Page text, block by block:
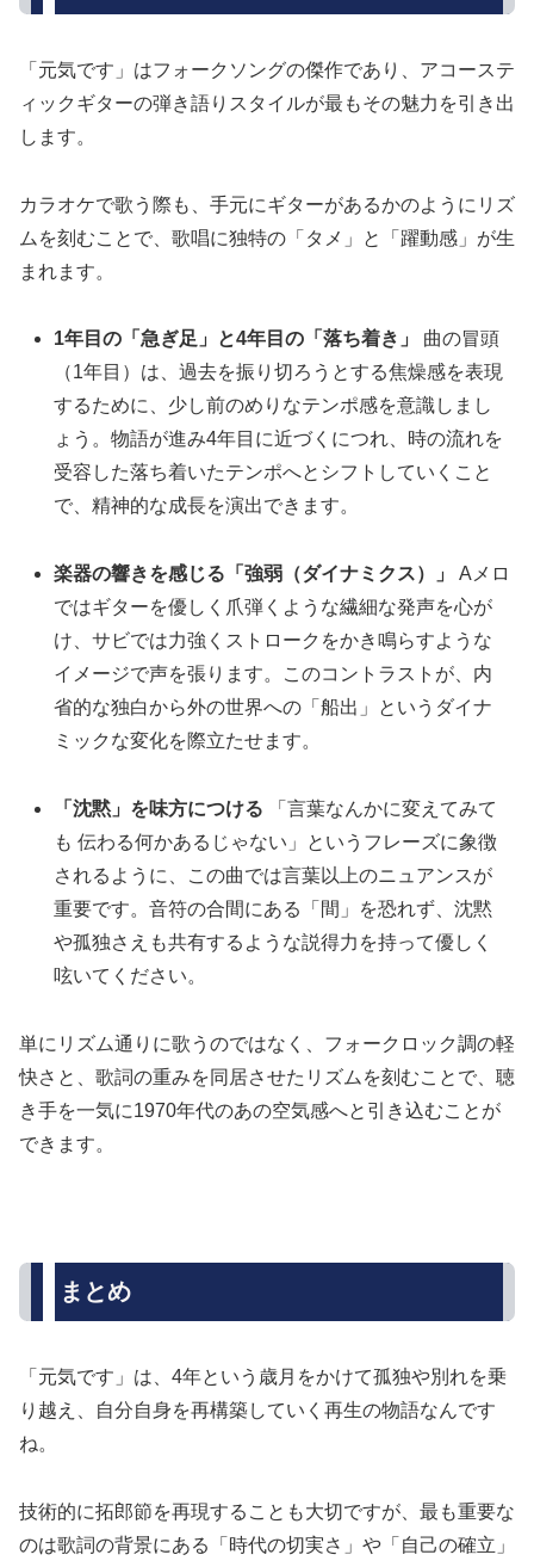
「元気です」はフォークソングの傑作であり、アコーステ
ィックギターの弾き語りスタイルが最もその魅力を引き出
します。
カラオケで歌う際も、手元にギターがあるかのようにリズ
ムを刻むことで、歌唱に独特の「タメ」と「躍動感」が生
まれます。
1年目の「急ぎ足」と4年目の「落ち着き」
曲の冒頭
（1年目）は、過去を振り切ろうとする焦燥感を表現
するために、少し前のめりなテンポ感を意識しまし
ょう。物語が進み4年目に近づくにつれ、時の流れを
受容した落ち着いたテンポへとシフトしていくこと
で、精神的な成長を演出できます。
楽器の響きを感じる「強弱（ダイナミクス）」
Aメロ
ではギターを優しく爪弾くような繊細な発声を心が
け、サビでは力強くストロークをかき鳴らすような
イメージで声を張ります。このコントラストが、内
省的な独白から外の世界への「船出」というダイナ
ミックな変化を際立たせます。
「沈黙」を味方につける 「言葉なんかに変えてみて
も 伝わる何かあるじゃない」というフレーズに象徴
されるように、この曲では言葉以上のニュアンスが
重要です。音符の合間にある「間」を恐れず、沈黙
や孤独さえも共有するような説得力を持って優しく
呟いてください。
単にリズム通りに歌うのではなく、フォークロック調の軽
快さと、歌詞の重みを同居させたリズムを刻むことで、聴
き手を一気に1970年代のあの空気感へと引き込むことが
できます。
まとめ
「元気です」は、4年という歳月をかけて孤独や別れを乗
り越え、自分自身を再構築していく再生の物語なんです
ね。
技術的に拓郎節を再現することも大切ですが、最も重要な
のは歌詞の背景にある「時代の切実さ」や「自己の確立」